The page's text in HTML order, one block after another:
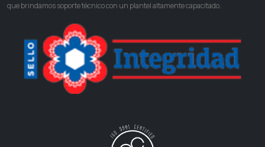
que brindamos soporte técnico con un plantel altamente capacitado.